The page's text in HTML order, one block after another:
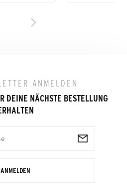
ANMELDEN
DEINE NÄCHSTE BESTELLUNG
ANMELDEN